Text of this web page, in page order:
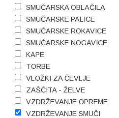
SMUČARSKA OBLAČILA
SMUČARSKE PALICE
SMUČARSKE ROKAVICE
SMUČARSKE NOGAVICE
KAPE
TORBE
VLOŽKI ZA ČEVLJE
ZAŠČITA - ŽELVE
VZDRŽEVANJE OPREME
VZDRŽEVANJE SMUČI